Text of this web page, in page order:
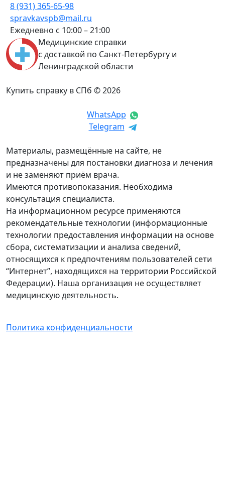
Медицинские справки
с доставкой по Санкт-Петербургу и
Ленинградской области
Купить справку в СПб © 2026
WhatsApp
Telegram
8 (931) 365-65-98
spravkavspb@mail.ru
Ежедневно с 10:00 – 21:00
Материалы, размещённые на сайте, не
предназначены для постановки диагноза и лечения
и не заменяют приём врача.
Имеются противопоказания. Необходима
консультация специалиста.
На информационном ресурсе применяются
рекомендательные технологии (информационные
технологии предоставления информации на основе
сбора, систематизации и анализа сведений,
относящихся к предпочтениям пользователей сети
“Интернет”, находящихся на территории Российской
Федерации). Наша организация не осуществляет
медицинскую деятельность.
Политика конфиденциальности